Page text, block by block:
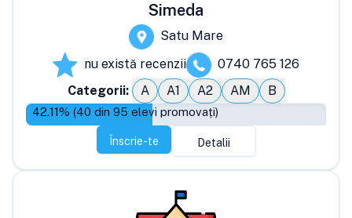
Simeda
Satu Mare
nu există recenzii
0740 765 126
Categorii:
A A1 A2 AM B
42.11% (40 din 95 elevi promovați)
Înscrie-te Detalii